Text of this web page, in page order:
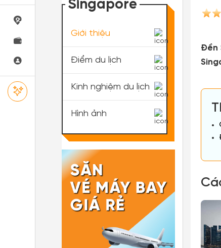
Đền
Singapore
Giới thiệu
Điểm du lịch
Kinh nghiệm du lịch
Hình ảnh